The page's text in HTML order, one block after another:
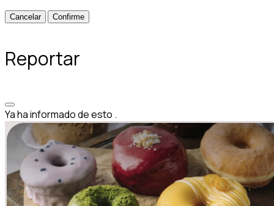
Confirme
Reportar
Ya ha informado de esto .